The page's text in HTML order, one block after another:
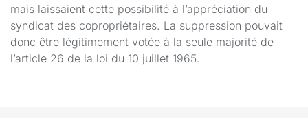
mais laissaient cette possibilité à l’appréciation du
syndicat des copropriétaires. La suppression pouvait
donc être légitimement votée à la seule majorité de
l’article 26 de la loi du 10 juillet 1965.